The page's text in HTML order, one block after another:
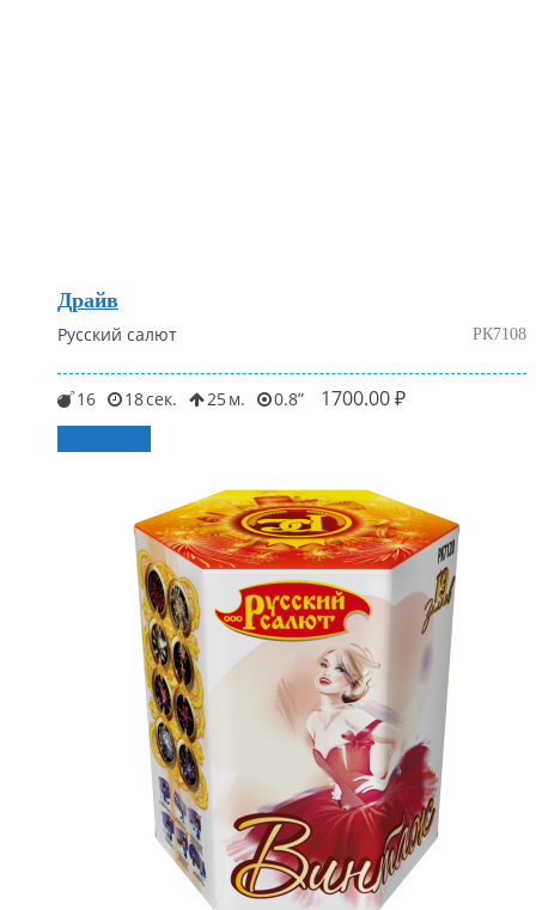
Драйв
РК7108
Русский салют
16 18 25 0.8 1700.00₽